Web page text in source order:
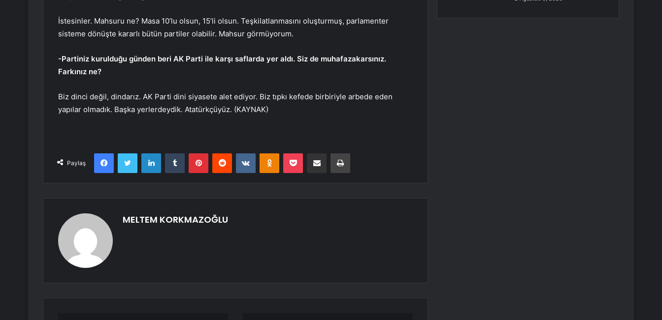
İstesinler. Mahsuru ne? Masa 10’lu olsun, 15’li olsun. Teşkilatlanmasını oluşturmuş, parlamenter
sisteme dönüşte kararlı bütün partiler olabilir. Mahsur görmüyorum.
-Partiniz kurulduğu günden beri AK Parti ile karşı saflarda yer aldı. Siz de muhafazakarsınız.
Farkınız ne?
Biz dinci değil, dindarız. AK Parti dini siyasete alet ediyor. Biz tıpkı kefede birbiriyle arbede eden
yapılar olmadık. Başka yerlerdeydik. Atatürkçüyüz. (KAYNAK)
Paylaş
FacebookTwitter LinkedInTumblr PinterestReddit VKontakteOdnoklassniki
Pocket E-Posta ile paylaş Yazdır
MELTEM KORKMAZOĞLU